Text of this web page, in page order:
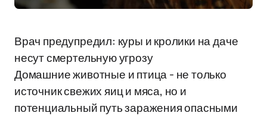
Врач предупредил: куры и кролики на даче
несут смертельную угрозу
Домашние животные и птица - не только
источник свежих яиц и мяса, но и
потенциальный путь заражения опасными